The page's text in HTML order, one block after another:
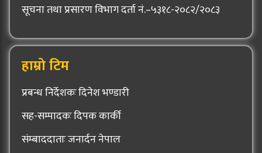
सूचना तथा प्रसारण विभाग दर्ता नं.–५३१८-२०८२/२०८३
हाम्रो टिम
प्रबन्ध निर्देशकः दिनेश भण्डारी
सह-सम्पादकः दिपक कार्की
संम्बाददाताः जनार्दन नेपाल